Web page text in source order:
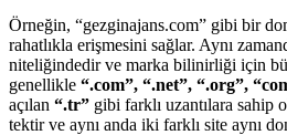
Örneğin, “gezginajans.com” gibi bir
rahatlıkla erişmesini sağlar. Aynı
niteliğindedir ve marka bilinirliği için
genellikle “.com”, “.net”, “.org”,
açılan “.tr” gibi farklı uzantılara sahip
tektir ve aynı anda iki farklı site aynı